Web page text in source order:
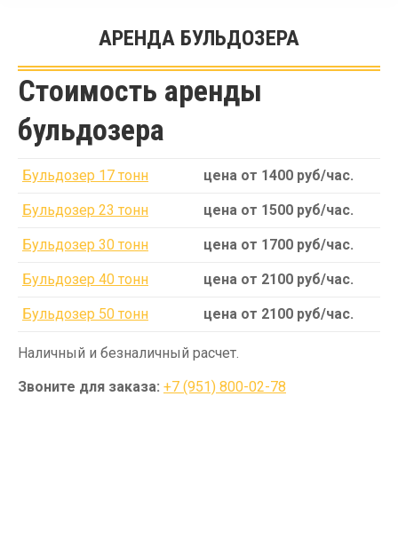
АРЕНДА БУЛЬДОЗЕРА
Вы здесь:
Стоимость аренды
бульдозера
Бульдозер 17 тонн цена от 1400 руб/час.
Бульдозер 23 тонн цена от 1500 руб/час.
Бульдозер 30 тонн цена от 1700 руб/час.
Бульдозер 40 тонн цена от 2100 руб/час.
Бульдозер 50 тонн цена от 2100 руб/час.
Наличный и безналичный расчет.
Звоните для заказа: +7 (951) 800-02-78